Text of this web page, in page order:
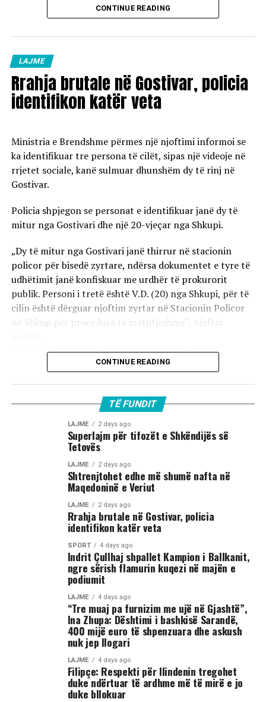
Vaji ekstra i lehtë (EL-1): 98,5 denarë/litër
vlejnë në të gjitha pikat e karburanteve në vend.
CONTINUE READING
LAJME
Rrahja brutale në Gostivar, policia
identifikon katër veta
Ministria e Brendshme përmes një njoftimi informoi se
ka identifikuar tre persona të cilët, sipas një videoje në
rrjetet sociale, kanë sulmuar dhunshëm dy të rinj në
Gostivar.
Policia shpjegon se personat e identifikuar janë dy të
mitur nga Gostivari dhe një 20-vjeçar nga Shkupi.
„Dy të mitur nga Gostivari janë thirrur në stacionin
policor për bisedë zyrtare, ndërsa dokumentet e tyre të
udhëtimit janë konfiskuar me urdhër të prokurorit
publik. Personi i tretë është V.D. (20) nga Shkupi, për të
cilin është dërguar njoftim zyrtar në Stacionin Policor
në Shkup për procedurë të mëtutjeshme“, njoftoi
Ata theksojnë se ndaj të treve do të zbatohet një
procedurë e përshpejtuar para gjykatës sapo të
autoriteteve, sulmi ka ndodhur në orët e para të
mëngjesit të 2 gushtit në rrugën „Borçe Jovanoski“, ku
dy të rinj janë goditur me mjete dhe shkopinj druri.
Në rrjetet sociale u shfaq një video-incizim shqetësues
nga Gostivari, në të cilin shfaqet një përleshje e ashpër
fizike mes një grupi më të madh të rinjsh.
Sipas informacioneve të publikuara, gjatë rrahjes, njëri
nga djemtë është goditur në pjesën e kokës, pas së cilës
ka rënë në tokë dhe ka mbetur i palëvizshëm.
Përkundër faktit se po shtrihej në rrugë, në incizim
shihet se sulmi ka vazhduar me goditje të shumta ndaj
trupit të tij, gjë që ka shkaktuar reagime dhe dënime të
ashpra në rrjetet sociale.(INA)
CONTINUE READING
TË FUNDIT
LAJME 2 days ago
Superlajm për tifozët e Shkëndijës së
Tetovës
LAJME 2 days ago
Shtrenjtohet edhe më shumë nafta në
Maqedoninë e Veriut
LAJME 2 days ago
Rrahja brutale në Gostivar, policia
identifikon katër veta
SPORT 4 days ago
Indrit Çullhaj shpallet Kampion i Ballkanit,
ngre sërish flamurin kuqezi në majën e
podiumit
LAJME 4 days ago
“Tre muaj pa furnizim me ujë në Gjashtë”,
Ina Zhupa: Dështimi i bashkisë Sarandë,
400 mijë euro të shpenzuara dhe askush
nuk jep llogari
LAJME 4 days ago
Filipçe: Respekti për Ilindenin tregohet
duke ndërtuar të ardhme më të mirë e jo
duke bllokuar